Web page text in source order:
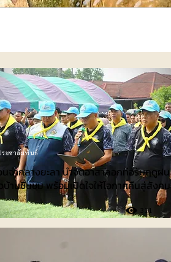
นจำกลางยะลา นำจิตอาสาลอกท่อรับฤดูฝน
บ้านชื่นชม พร้อมเปิดใจให้โอกาศคืนสู่สังคม
311
ระชาสัมพันธ์